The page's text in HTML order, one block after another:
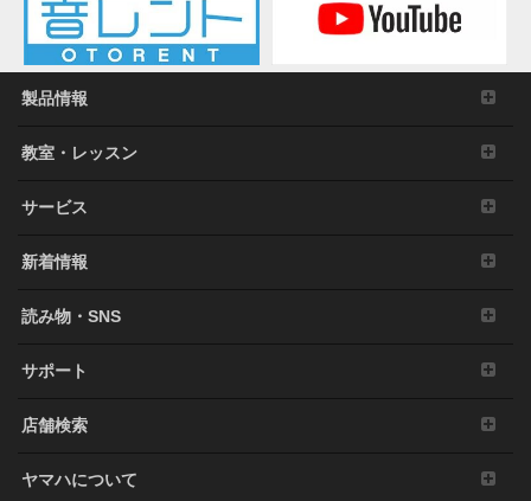
製品情報
教室・レッスン
サービス
新着情報
読み物・SNS
サポート
店舗検索
ヤマハについて